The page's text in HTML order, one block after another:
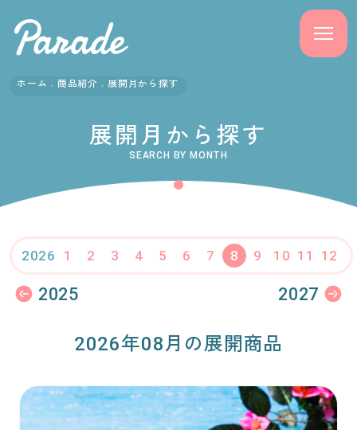
ニュース
よくある質問
PRIZE 公式 X
ホーム 商品紹介 展開月から探す
展開月から探す
SEARCH BY MONTH
2025
2026 1 2 3 4 5 6 7 8 9 10 11 12
2027
2026年08月の展開商品